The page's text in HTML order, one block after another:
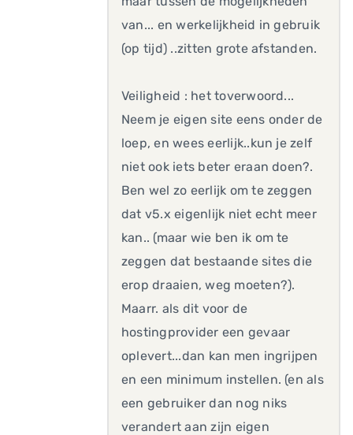
van... en werkelijkheid in gebruik
(op tijd) ..zitten grote afstanden.
Veiligheid : het toverwoord...
Neem je eigen site eens onder de
loep, en wees eerlijk..kun je zelf
niet ook iets beter eraan doen?.
Ben wel zo eerlijk om te zeggen
dat v5.x eigenlijk niet echt meer
kan.. (maar wie ben ik om te
zeggen dat bestaande sites die
erop draaien, weg moeten?).
Maarr. als dit voor de
hostingprovider een gevaar
oplevert...dan kan men ingrijpen
en een minimum instellen. (en als
een gebruiker dan nog niks
verandert aan zijn eigen